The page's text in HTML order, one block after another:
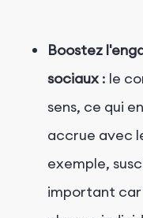
Boostez
sociaux: le
sens, ce qui
accrue avec
exemple,
important car